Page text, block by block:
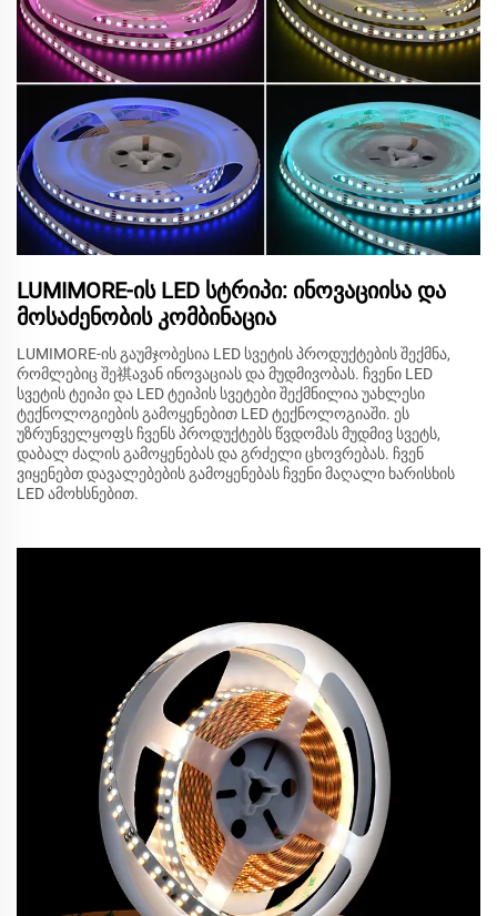
LUMIMORE-ის LED სტრიპი: ინოვაციისა და
მოსაძენობის კომბინაცია
LUMIMORE-ის გაუმჯობესია LED სვეტის პროდუქტების შექმნა,
რომლებიც შე祺ავან ინოვაციას და მუდმივობას. ჩვენი LED
სვეტის ტეიპი და LED ტეიპის სვეტები შექმნილია უახლესი
ტექნოლოგიების გამოყენებით LED ტექნოლოგიაში. ეს
უზრუნველყოფს ჩვენს პროდუქტებს წვდომას მუდმივ სვეტს,
დაბალ ძალის გამოყენებას და გრძელი ცხოვრებას. ჩვენ
ვიყენებთ დავალებების გამოყენებას ჩვენი მაღალი ხარისხის
LED ამოხსნებით.